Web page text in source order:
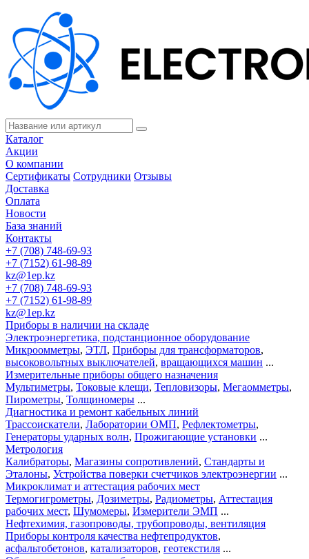
Каталог
Акции
О компании
Сертификаты Сотрудники Отзывы
Доставка
Оплата
Новости
База знаний
Контакты
+7 (708) 748-69-93
+7 (7152) 61-98-89
kz@1ep.kz
+7 (708) 748-69-93
+7 (7152) 61-98-89
kz@1ep.kz
Приборы в наличии на складе
Электроэнергетика, подстанционное оборудование
Микроомметры, ЭТЛ, Приборы для трансформаторов,
высоковольтных выключателей, вращающихся машин ...
Измерительные приборы общего назначения
Мультиметры, Токовые клещи, Тепловизоры, Мегаомметры,
Пирометры, Толщиномеры ...
Диагностика и ремонт кабельных линий
Трассоискатели, Лаборатории ОМП, Рефлектометры,
Генераторы ударных волн, Прожигающие установки ...
Метрология
Калибраторы, Магазины сопротивлений, Стандарты и
Эталоны, Устройства поверки счетчиков электроэнергии ...
Микроклимат и аттестация рабочих мест
Термогигрометры, Дозиметры, Радиометры, Аттестация
рабочих мест, Шумомеры, Измерители ЭМП ...
Нефтехимия, газопроводы, трубопроводы, вентиляция
Приборы контроля качества нефтепродуктов,
асфальтобетонов, катализаторов, геотекстиля ...